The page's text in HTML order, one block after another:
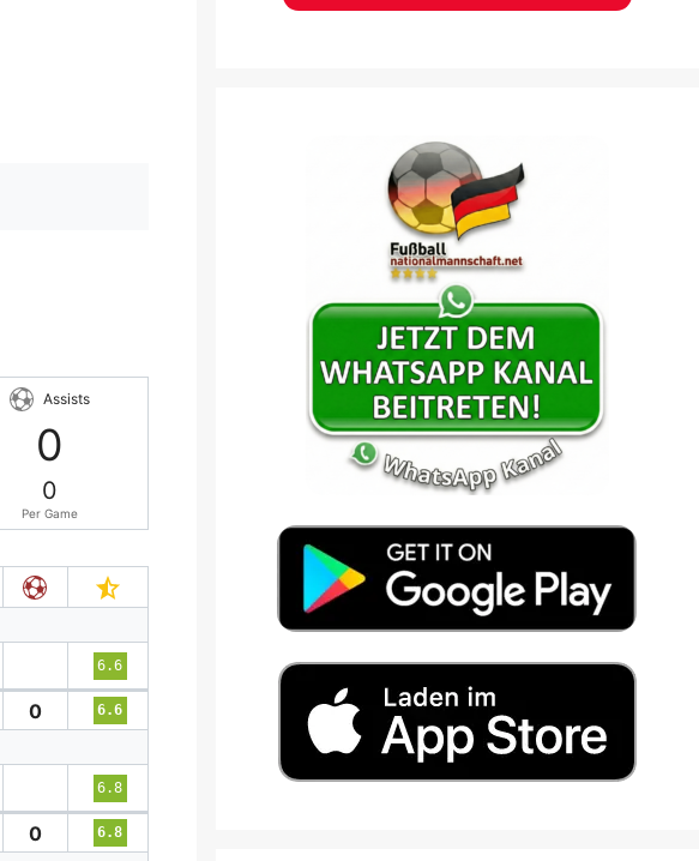
Assists
0
0
Per Game
6.6
0 6.6
6.8
0 6.8